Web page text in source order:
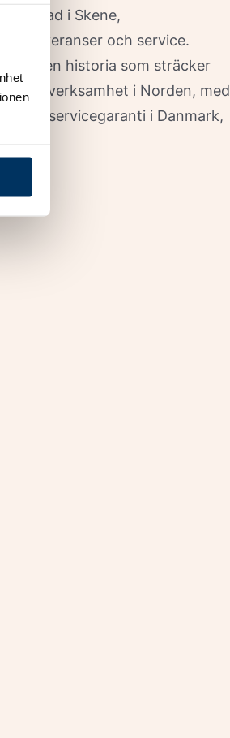
i Skene,
leveranser och service.
Med en historia som sträcker
verksamhet i Norden, med
servicegaranti i Danmark,